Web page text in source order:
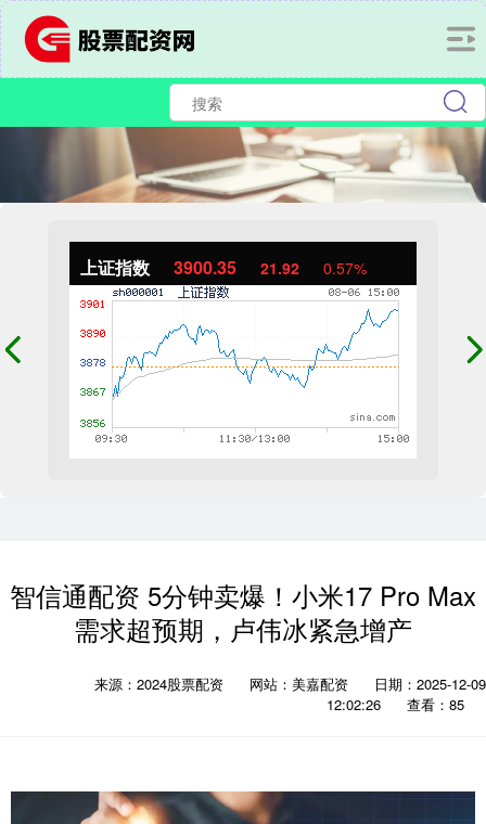
上证指数 3900.35 21.92 0.57%
智信通配资 5分钟卖爆！小米17 Pro Max
需求超预期，卢伟冰紧急增产
来源：2024股票配资 网站：美嘉配资
日期：2025-12-09
12:02:26
查看：85